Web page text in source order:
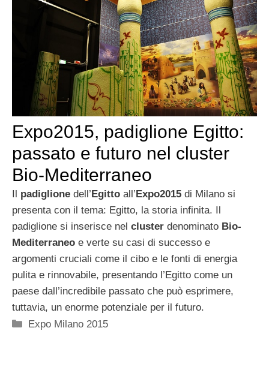
Expo2015, padiglione Egitto:
passato e futuro nel cluster
Bio-Mediterraneo
Il padiglione dell’Egitto all’Expo2015 di Milano si
presenta con il tema: Egitto, la storia infinita. Il
padiglione si inserisce nel cluster denominato Bio-
Mediterraneo e verte su casi di successo e
argomenti cruciali come il cibo e le fonti di energia
pulita e rinnovabile, presentando l’Egitto come un
paese dall’incredibile passato che può esprimere,
tuttavia, un enorme potenziale per il futuro.
Categorie
Expo Milano 2015